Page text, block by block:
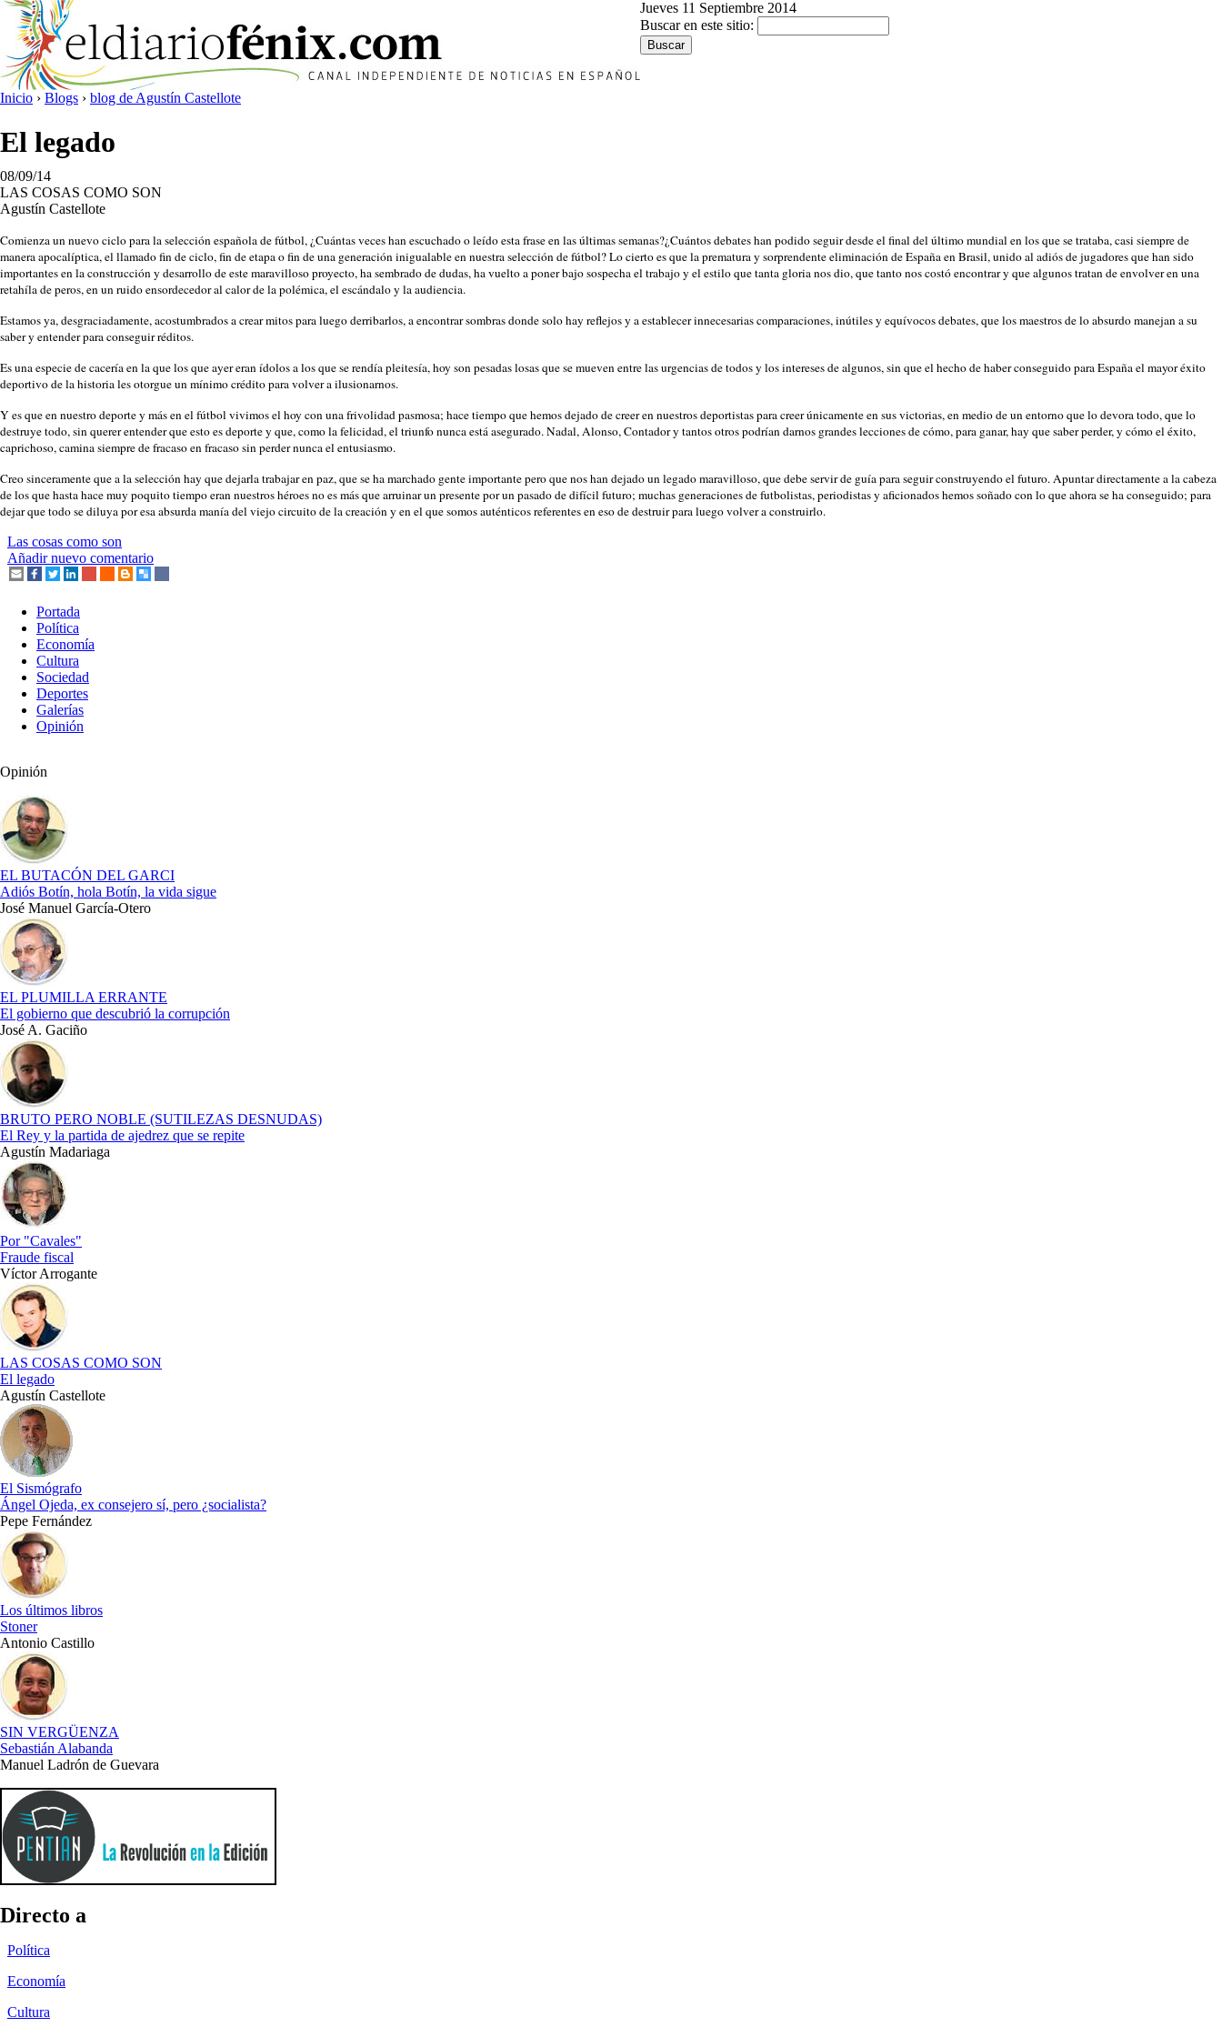
Jueves 11 Septiembre 2014
Buscar en este sitio:
Inicio › Blogs › blog de Agustín Castellote
El legado
08/09/14
LAS COSAS COMO SON
Agustín Castellote
Comienza un nuevo ciclo para la selección española de fútbol, ¿Cuántas veces han escuchado o leído esta frase en las últimas semanas?¿Cuántos debates han podido seguir desde el final del último mundial en los que se trataba, casi siempre de
manera apocalíptica, el llamado fin de ciclo, fin de etapa o fin de una generación inigualable en nuestra selección de fútbol? Lo cierto es que la prematura y sorprendente eliminación de España en Brasil, unido al adiós de jugadores que han sido
importantes en la construcción y desarrollo de este maravilloso proyecto, ha sembrado de dudas, ha vuelto a poner bajo sospecha el trabajo y el estilo que tanta gloria nos dio, que tanto nos costó encontrar y que algunos tratan de envolver en una
retahíla de peros, en un ruido ensordecedor al calor de la polémica, el escándalo y la audiencia.
Estamos ya, desgraciadamente, acostumbrados a crear mitos para luego derribarlos, a encontrar sombras donde solo hay reflejos y a establecer innecesarias comparaciones, inútiles y equívocos debates, que los maestros de lo absurdo manejan a su
saber y entender para conseguir réditos.
Es una especie de cacería en la que los que ayer eran ídolos a los que se rendía pleitesía, hoy son pesadas losas que se mueven entre las urgencias de todos y los intereses de algunos, sin que el hecho de haber conseguido para España el mayor éxito
deportivo de la historia les otorgue un mínimo crédito para volver a ilusionarnos.
Y es que en nuestro deporte y más en el fútbol vivimos el hoy con una frivolidad pasmosa; hace tiempo que hemos dejado de creer en nuestros deportistas para creer únicamente en sus victorias, en medio de un entorno que lo devora todo, que lo
destruye todo, sin querer entender que esto es deporte y que, como la felicidad, el triunfo nunca está asegurado. Nadal, Alonso, Contador y tantos otros podrían darnos grandes lecciones de cómo, para ganar, hay que saber perder, y cómo el éxito,
caprichoso, camina siempre de fracaso en fracaso sin perder nunca el entusiasmo.
Creo sinceramente que a la selección hay que dejarla trabajar en paz, que se ha marchado gente importante pero que nos han dejado un legado maravilloso, que debe servir de guía para seguir construyendo el futuro. Apuntar directamente a la cabeza
de los que hasta hace muy poquito tiempo eran nuestros héroes no es más que arruinar un presente por un pasado de difícil futuro; muchas generaciones de futbolistas, periodistas y aficionados hemos soñado con lo que ahora se ha conseguido; para
dejar que todo se diluya por esa absurda manía del viejo circuito de la creación y en el que somos auténticos referentes en eso de destruir para luego volver a construirlo.
Las cosas como son
Añadir nuevo comentario
Portada
Política
Economía
Cultura
Sociedad
Deportes
Galerías
Opinión
Opinión
EL BUTACÓN DEL GARCI
Adiós Botín, hola Botín, la vida sigue
José Manuel García-Otero
EL PLUMILLA ERRANTE
El gobierno que descubrió la corrupción
José A. Gaciño
BRUTO PERO NOBLE (SUTILEZAS DESNUDAS)
El Rey y la partida de ajedrez que se repite
Agustín Madariaga
Por "Cavales"
Fraude fiscal
Víctor Arrogante
LAS COSAS COMO SON
El legado
Agustín Castellote
El Sismógrafo
Ángel Ojeda, ex consejero sí, pero ¿socialista?
Pepe Fernández
Los últimos libros
Stoner
Antonio Castillo
SIN VERGÜENZA
Sebastián Alabanda
Manuel Ladrón de Guevara
Directo a
Política
Economía
Cultura